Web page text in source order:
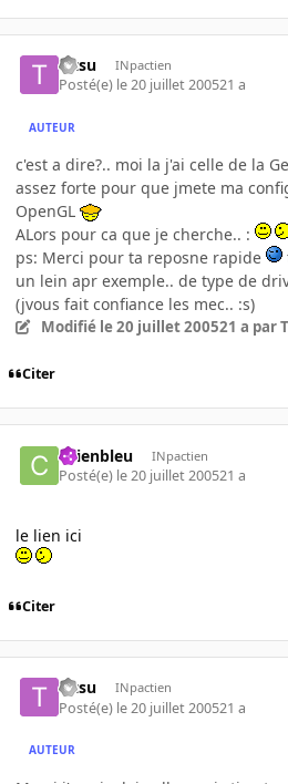
Titsu INpactien
Posté(e) le 20 juillet 200521 a
AUTEUR
c'est a dire?.. moi la j'ai celle de la
assez forte pour que jmete ma
OpenGL
ALors pour ca que je cherche.. :
ps: Merci pour ta reposne rapide
un lein apr exemple.. de type de
(jvous fait confiance les mec.. :s)
Modifié le 20 juillet 200521 a par
Citer
chienbleu INpactien
Posté(e) le 20 juillet 200521 a
le lien ici
Citer
Titsu INpactien
Posté(e) le 20 juillet 200521 a
AUTEUR